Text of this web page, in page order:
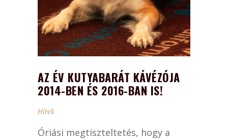
AZ ÉV KUTYABARÁT KÁVÉZÓJA
2014-BEN ÉS 2016-BAN IS!
Hírek
Óriási megtiszteltetés, hogy a